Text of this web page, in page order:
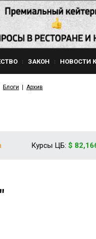
ЗАКОН НОВОСТИ
Блоги Архив
Курсы ЦБ: $